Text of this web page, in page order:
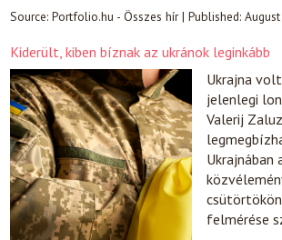
Source:Portfolio.hu - Összes hír|Published:
Kiderült, kiben bíznak az ukránok leginkább
Ukrajna
jelenlegi
Valerij
Ukrajnában
felmérése